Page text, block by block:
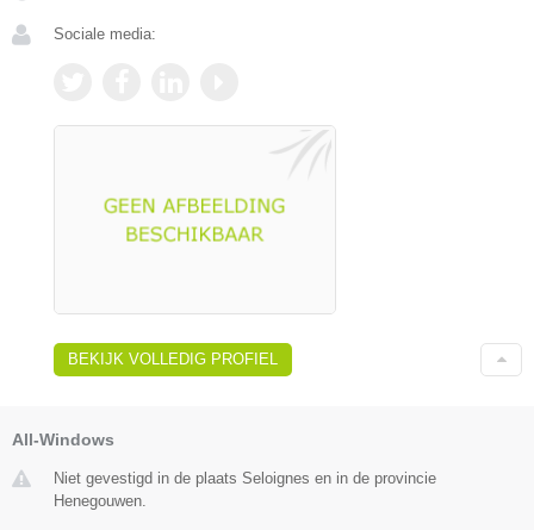
Sociale media:
BEKIJK VOLLEDIG PROFIEL
All-Windows
Niet gevestigd in de plaats Seloignes en in de provincie
Henegouwen.